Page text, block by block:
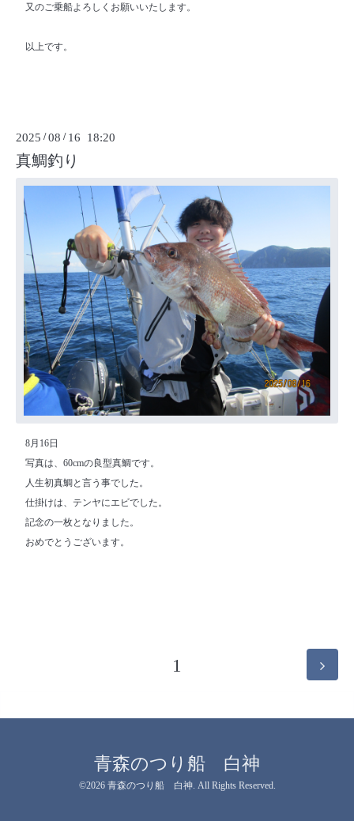
又のご乗船よろしくお願いいたします。
以上です。
2025 /08 / 16 18:20
真鯛釣り
8月16日
写真は、60cmの良型真鯛です。
人生初真鯛と言う事でした。
仕掛けは、テンヤにエビでした。
記念の一枚となりました。
おめでとうございます。
1
青森のつり船 白神
©2026 青森のつり船 白神. All Rights Reserved.